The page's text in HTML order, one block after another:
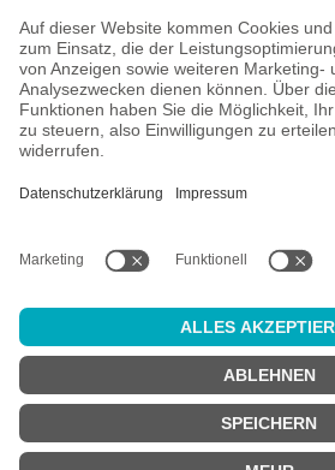
ggf. Nachnahmegebühren, wenn nicht
Altersprüfung
Achtung:um diesen Onlineshop zu
18 Jahre alt